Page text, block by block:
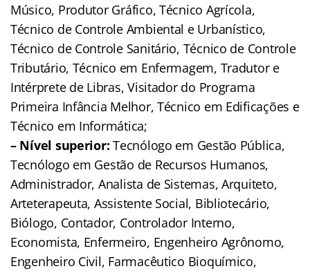
Músico, Produtor Gráfico, Técnico Agrícola,
Técnico de Controle Ambiental e Urbanístico,
Técnico de Controle Sanitário, Técnico de Controle
Tributário, Técnico em Enfermagem, Tradutor e
Intérprete de Libras, Visitador do Programa
Primeira Infância Melhor, Técnico em Edificações e
Técnico em Informática;
– Nível superior: Tecnólogo em Gestão Pública,
Tecnólogo em Gestão de Recursos Humanos,
Administrador, Analista de Sistemas, Arquiteto,
Arteterapeuta, Assistente Social, Bibliotecário,
Biólogo, Contador, Controlador Interno,
Economista, Enfermeiro, Engenheiro Agrônomo,
Engenheiro Civil, Farmacêutico Bioquímico,